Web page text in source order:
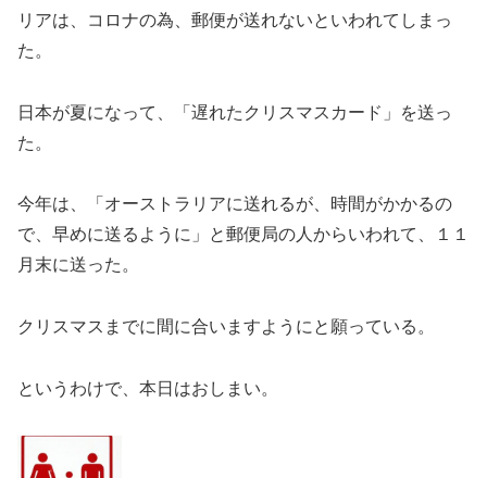
リアは、コロナの為、郵便が送れないといわれてしまっ
た。
日本が夏になって、「遅れたクリスマスカード」を送っ
た。
今年は、「オーストラリアに送れるが、時間がかかるの
で、早めに送るように」と郵便局の人からいわれて、１１
月末に送った。
クリスマスまでに間に合いますようにと願っている。
というわけで、本日はおしまい。